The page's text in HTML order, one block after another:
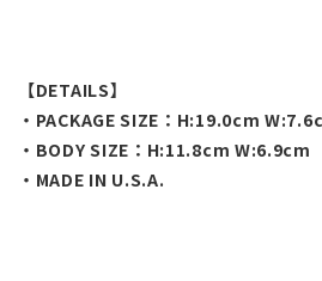
【DETAILS】
・PACKAGE SIZE：H:19.0cm
・BODY SIZE：H:11.8cm W:6.9cm
・MADE IN U.S.A.